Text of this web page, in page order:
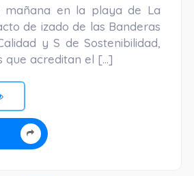
mañana en la playa de La
de izado de las Banderas
y S de Sostenibilidad,
que acreditan el […]